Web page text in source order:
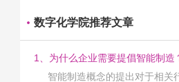
数字化学院推荐文章
1、为什么企业需要提倡智能制造
智能制造概念的提出对于相关